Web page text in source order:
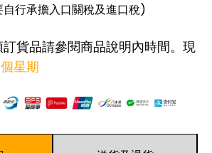
行承擔入口關稅及進口稅)
貨品請參閱商品說明內時間。現
星期